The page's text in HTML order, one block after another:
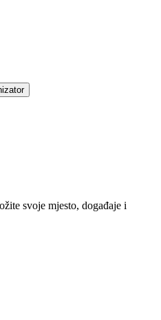
svoje mjesto, događaje i